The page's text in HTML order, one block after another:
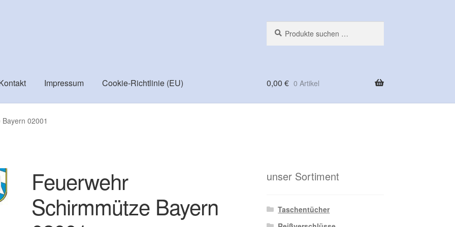
nach:
Impressum Cookie-Richtlinie (EU)
Checkout
0,00 € 0 Artikel
02001
Feuerwehr
Schirmmütze Bayern
unser Sortiment
Taschentücher